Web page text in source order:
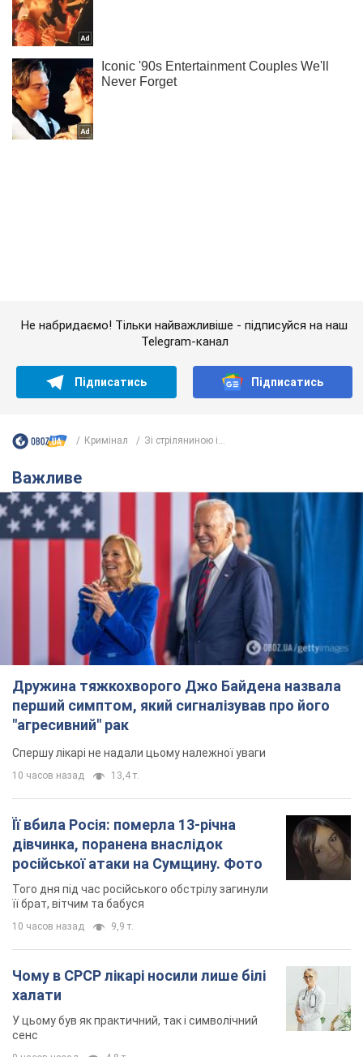
Важливе
Дружина тяжкохворого Джо Байдена назвала
перший симптом, який сигналізував про його
"агресивний" рак
Спершу лікарі не надали цьому належної уваги
10 часов назад 13,4 т.
Її вбила Росія: померла 13-річна
дівчинка, поранена внаслідок
російської атаки на Сумщину. Фото
Того дня під час російського обстрілу загинули
Чому в СРСР лікарі носили лише білі
халати
У цьому був як практичний, так і символічний
сенс
9 часов назад 4,8 т.